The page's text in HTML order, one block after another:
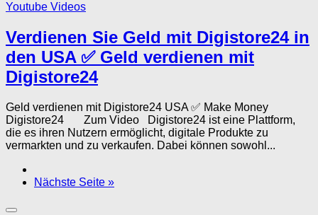
Youtube Videos
Verdienen Sie Geld mit Digistore24 in
den USA ✅ Geld verdienen mit
Digistore24
Geld verdienen mit Digistore24 USA ✅ Make Money
Digistore24 Zum Video Digistore24 ist eine Plattform,
die es ihren Nutzern ermöglicht, digitale Produkte zu
vermarkten und zu verkaufen. Dabei können sowohl...
Nächste Seite »